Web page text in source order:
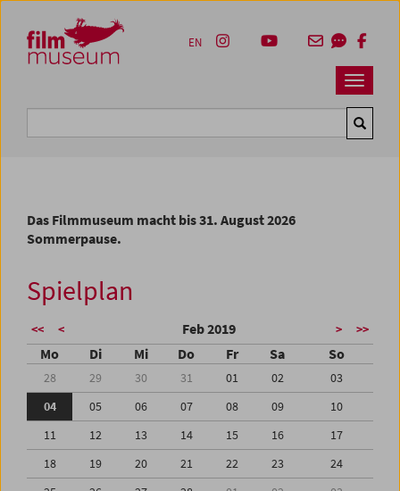
Zum Inhalt
Zum Hauptmenü
Zur Servicenavigation
Zum Suche
Navbar
EN
Das Filmmuseum macht bis 31. August 2026
Sommerpause.
Spielplan
<< < Feb 2019 > >>
Mo Di Mi Do Fr Sa So
28 29 30 31 01 02
03
04
05 06 07 08 09
10
11
12 13 14 15 16
17
18
19 20 21 22 23
24